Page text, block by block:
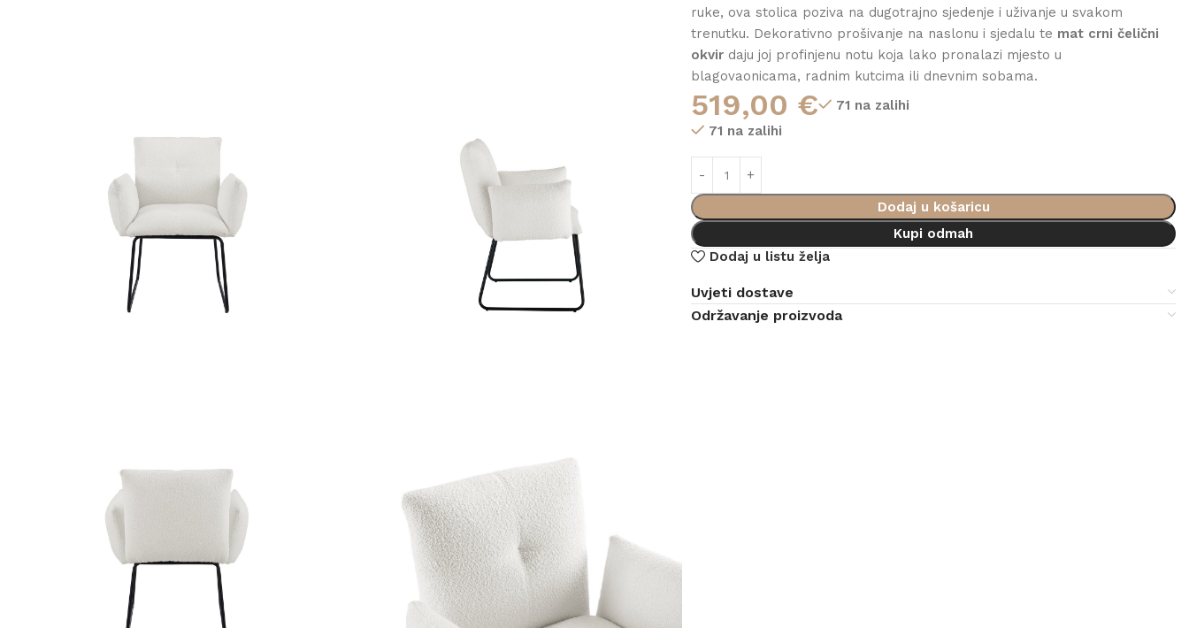
ruke, ova stolica poziva na dugotrajno sjedenje i uživanje u svakom
trenutku. Dekorativno prošivanje na naslonu i sjedalu te mat crni čelični
okvir daju joj profinjenu notu koja lako pronalazi mjesto u
blagovaonicama, radnim kutcima ili dnevnim sobama.
519,00 €
71 na zalihi
71 na zalihi
Dodaj u košaricu
Kupi odmah
Dodaj u listu želja
Uvjeti dostave
Održavanje proizvoda